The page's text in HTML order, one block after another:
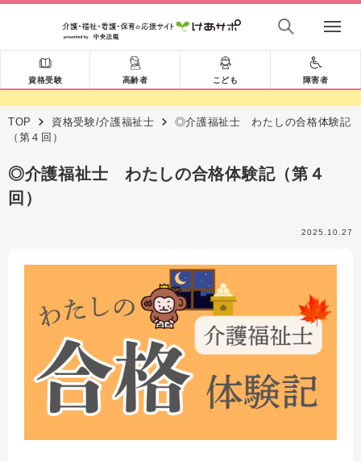
資格受験 高齢者 こども 障害者
TOP 資格受験/介護福祉士
◎介護福祉士 わたしの合格体験記
（第４回）
◎介護福祉士 わたしの合格体験記（第４
回）
2025.10.27